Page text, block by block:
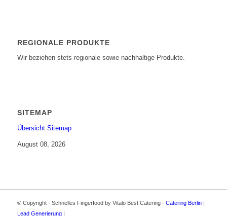
REGIONALE PRODUKTE
Wir beziehen stets regionale sowie nachhaltige Produkte.
SITEMAP
Übersicht Sitemap
August 08, 2026
© Copyright - Schnelles Fingerfood by Vitalo Best Catering - Catering Berlin|
Lead Generierung|